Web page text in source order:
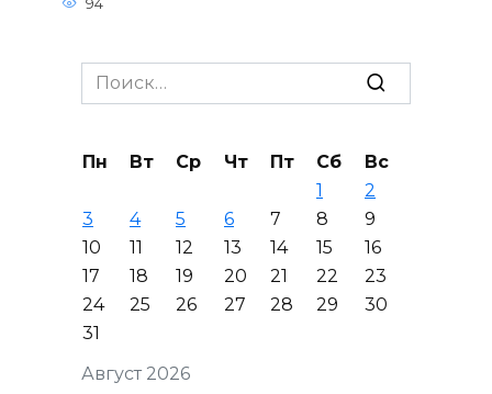
94
Search
for:
Август 2026
Пн Вт Ср Чт Пт Сб
Вс
1
2
3
4 5 6 7 8
9
10
11 12 13 14 15
16
17
18 19 20 21 22
23
24
25 26 27 28 29
30
31